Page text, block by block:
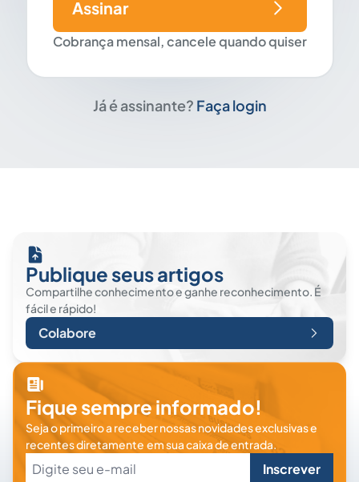
Cobrança mensal, cancele quando quiser
Assinar
Já é assinante? Faça login
Publique seus artigos
Compartilhe conhecimento e ganhe reconhecimento. É
fácil e rápido!
Colabore
Fique sempre informado!
Seja o primeiro a receber nossas novidades exclusivas e
recentes diretamente em sua caixa de entrada.
Inscrever